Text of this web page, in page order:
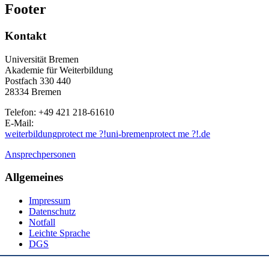
Footer
Kontakt
Universität Bremen
Akademie für Weiterbildung
Postfach 330 440
28334 Bremen
Telefon: +49 421 218-61610
E-Mail:
weiterbildungprotect me ?!uni-bremenprotect me ?!.de
Ansprechpersonen
Allgemeines
Impressum
Datenschutz
Notfall
Leichte Sprache
DGS